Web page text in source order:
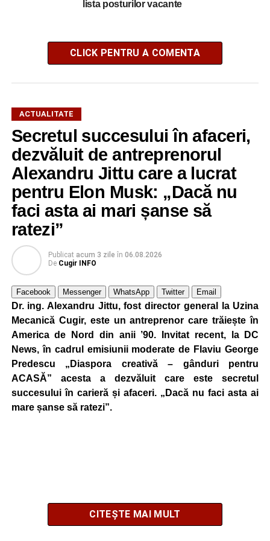
lista posturilor vacante
CLICK PENTRU A COMENTA
ACTUALITATE
Secretul succesului în afaceri,
dezvăluit de antreprenorul
Alexandru Jittu care a lucrat
pentru Elon Musk: „Dacă nu
faci asta ai mari șanse să
ratezi”
Publicat acum 3 zile în 06.08.2026
De Cugir INFO
Facebook Messenger WhatsApp Twitter Email
Dr. ing. Alexandru Jittu, fost director general la Uzina
Mecanică Cugir, este un antreprenor care trăiește în
America de Nord din anii ’90. Invitat recent, la DC
News, în cadrul emisiunii moderate de Flaviu George
Predescu „Diaspora creativă – gânduri pentru
ACASĂ” acesta a dezvăluit care este secretul
succesului în carieră și afaceri. „Dacă nu faci asta ai
mare șanse să ratezi”.
CITEȘTE MAI MULT